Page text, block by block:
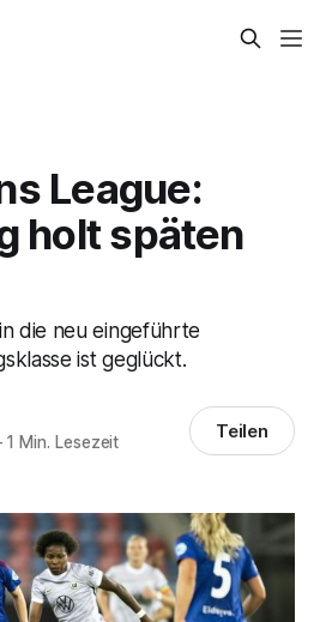
League:
holt späten
die neu eingeführte
ist geglückt.
1 Min. Lesezeit Teilen